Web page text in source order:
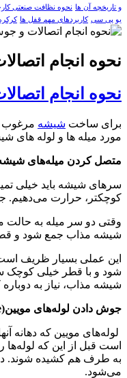
و تاریخچه آن ها
نحوه نظافت صنعتی
یو پی سی کاربردهای مهم قفل ها
نحوه انجام
نحوه انجام
برای ساخت شیشه مرغوب
مورد میله ها و لوله های
متصل کردن میله‌های
سرهای شیشه باید خیلی
کوچکتر، حرارت می‌دهیم.
وقتی دو سر میله به حالت
شیشه مذاب جمع شود و قطر
این عملی بسیار ظریف
شود و با قطر خیلی کوچک
شیشه مذاب، نیاز به
جوش دادن لوله‌های مویین
لوله‌های مویین که دهانه
است قبل از این که لوله‌ها
به طرف هم کشیده شوند. در
می‌شود.